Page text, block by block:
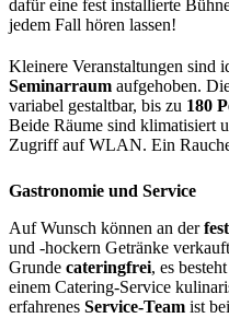
dafür eine fest installierte
jedem Fall hören lassen!
Kleinere Veranstaltungen sind
Seminarraum aufgehoben.
variabel gestaltbar, bis zu 180
Beide Räume sind klimatisiert
Zugriff auf WLAN. Ein
Gastronomie und Service
Auf Wunsch können an der
und -hockern Getränke
Grunde cateringfrei, es
einem Catering-Service
erfahrenes Service-Team ist